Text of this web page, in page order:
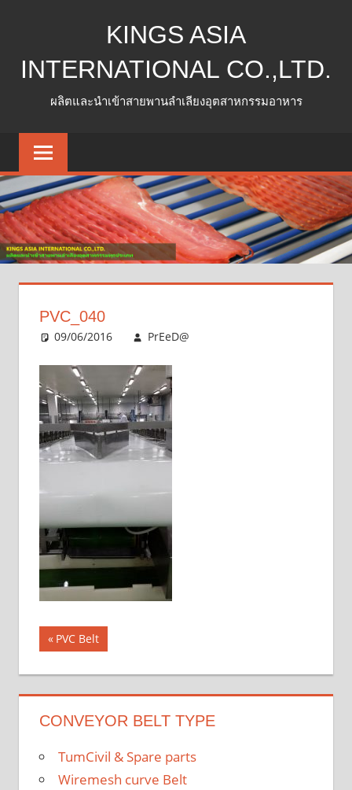
content
KINGS ASIA
INTERNATIONAL CO.,LTD.
ผลิตและนำเข้าสายพานลำเลียงอุตสาหกรรมอาหาร
PVC_040
09/06/2016 PrEeD@
แนะแนว
เรื่อง
Previous
Post:
PVC Belt
CONVEYOR BELT TYPE
TumCivil & Spare parts
Wiremesh curve Belt